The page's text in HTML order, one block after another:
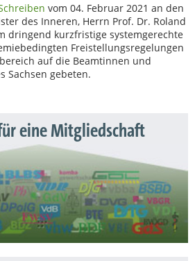
vom 04. Februar 2021 an den
des Inneren, Herrn Prof. Dr. Roland
dringend kurzfristige systemgerechte
Freistellungsregelungen
auf die Beamtinnen und
Sachsen gebeten.
eine Mitgliedschaft